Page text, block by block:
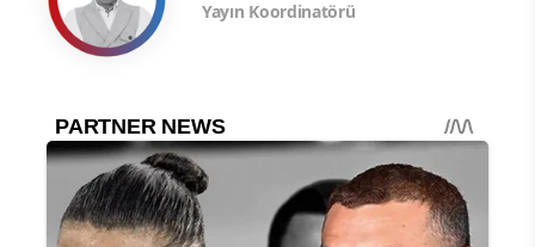
Yayın Koordinatörü